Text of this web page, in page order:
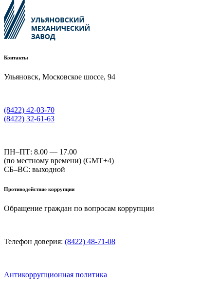
Контакты
Ульяновск, Московское шоссе, 94
(8422) 42-03-70
(8422) 32-61-63
ПН–ПТ: 8.00 — 17.00
(по местному времени) (GMT+4)
СБ–ВС: выходной
Противодействие коррупции
Обращение граждан по вопросам коррупции
Телефон доверия: (8422) 48-71-08
Антикоррупционная политика